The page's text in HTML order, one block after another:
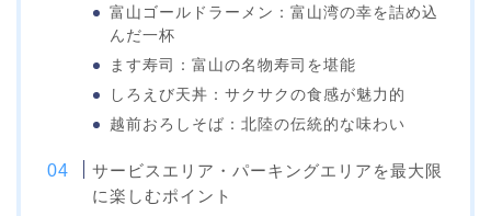
富山ゴールドラーメン：富山湾の幸を詰め込
んだ一杯
ます寿司：富山の名物寿司を堪能
しろえび天丼：サクサクの食感が魅力的
越前おろしそば：北陸の伝統的な味わい
サービスエリア・パーキングエリアを最大限
に楽しむポイント